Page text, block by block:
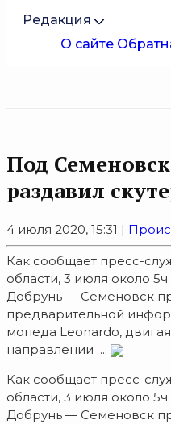
Редакция
О сайте
Под
раздавил
4 июля 2020, 15:31 |
Как сообщает пресс-
области, 3 июля около
Добрунь — Семеновск
предварительной
мопеда Leonardo,
направлении ...
Как сообщает пресс-
области, 3 июля около
Добрунь — Семеновск